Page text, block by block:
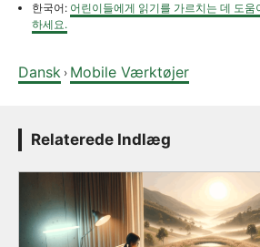
한국어: 어린이들에게 읽기를 가르치는 데 도
하세요.
Dansk › Mobile Værktøjer
Relaterede Indlæg